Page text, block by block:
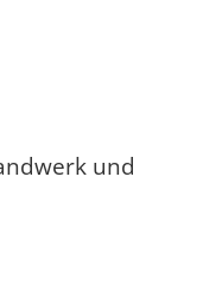
und